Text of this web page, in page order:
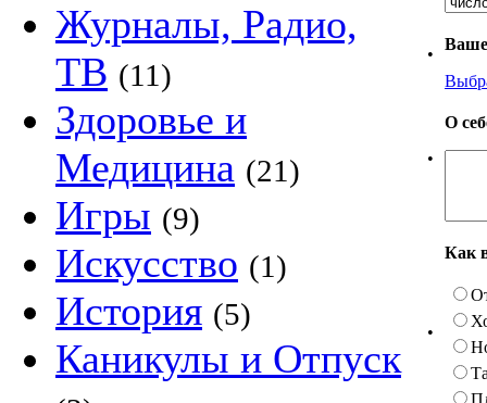
Журналы, Радио,
ТВ (11)
Здоровье и
Медицина (21)
Игры (9)
Искусство (1)
История (5)
Каникулы и Отпуск
•
Ваше
•
О
•
Как